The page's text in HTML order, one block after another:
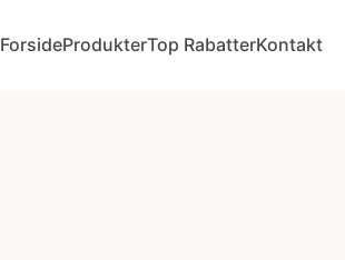
ForsideProdukterTop RabatterKontakt